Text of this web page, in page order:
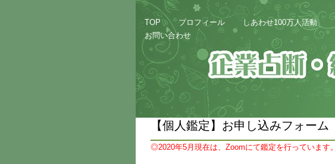
TOP プロフィール しあわせ100万人活動
お問い合わせ
【個人鑑定】お申し込みフォーム
◎2020年5月現在は、Zoomにて鑑定を行っています。